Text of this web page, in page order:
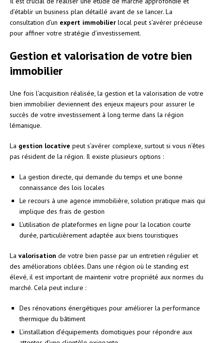
d’établir un business plan détaillé avant de se lancer. La
consultation d’un expert immobilier local peut s’avérer précieuse
pour affiner votre stratégie d’investissement.
Gestion et valorisation de votre bien
immobilier
Une fois l’acquisition réalisée, la gestion et la valorisation de votre
bien immobilier deviennent des enjeux majeurs pour assurer le
succès de votre investissement à long terme dans la région
lémanique.
La gestion locative peut s’avérer complexe, surtout si vous n’êtes
pas résident de la région. Il existe plusieurs options :
La gestion directe, qui demande du temps et une bonne
connaissance des lois locales
Le recours à une agence immobilière, solution pratique mais qui
implique des frais de gestion
L’utilisation de plateformes en ligne pour la location courte
durée, particulièrement adaptée aux biens touristiques
La valorisation de votre bien passe par un entretien régulier et
des améliorations ciblées. Dans une région où le standing est
élevé, il est important de maintenir votre propriété aux normes du
marché. Cela peut inclure :
Des rénovations énergétiques pour améliorer la performance
thermique du bâtiment
L’installation d’équipements domotiques pour répondre aux